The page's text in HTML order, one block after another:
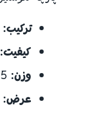
ترکیب:
کیفیت:
وزن:
عرض: